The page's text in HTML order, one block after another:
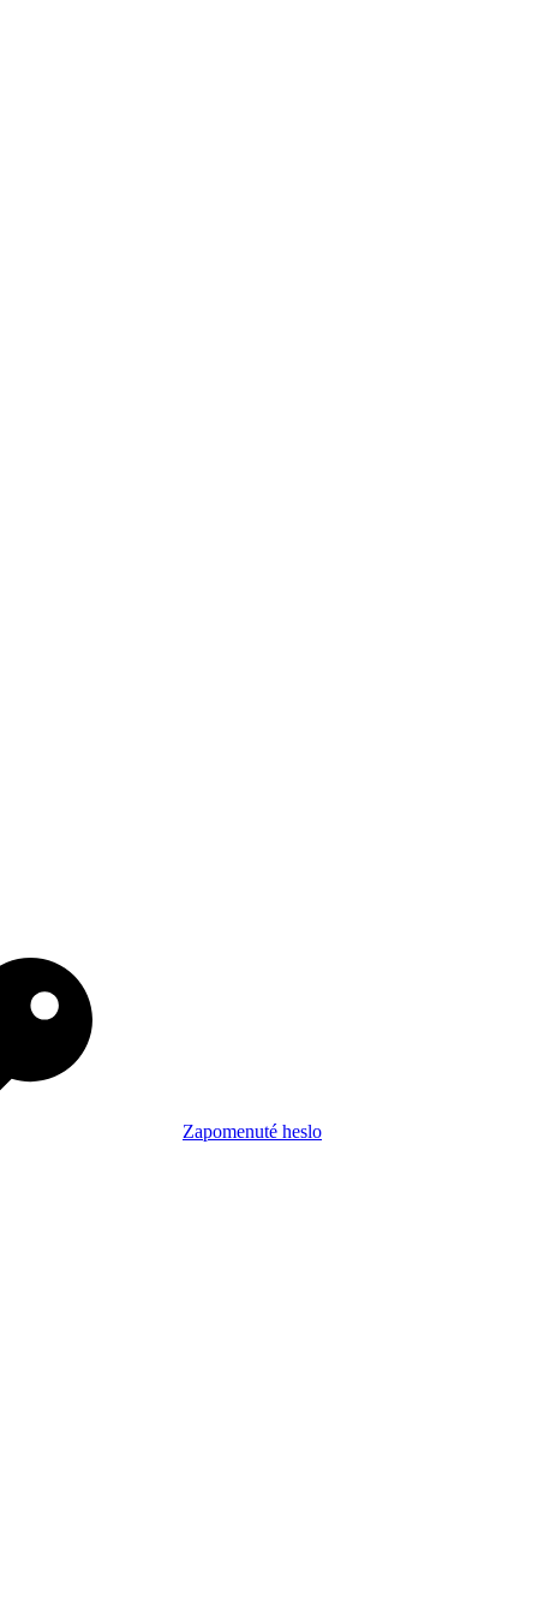
Zapomenuté heslo